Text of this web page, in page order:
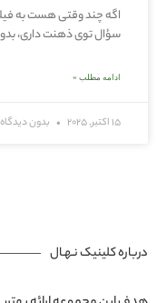
اگه چند وقتی هست به
سؤال توی ذهنت داری،
ادامه مطلب »
15 اکتبر, 2025 بدون دیدگاه
درباره کلینیک نـهـال